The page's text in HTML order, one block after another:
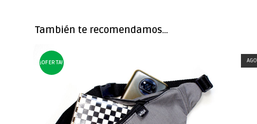
También te recomendamos…
¡OFERTA!